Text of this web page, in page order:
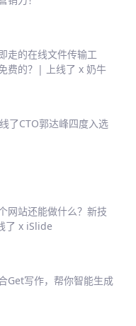
走的在线文件传输工
费的？| 上线了 x 奶牛
了CTO郭达峰四度入选
网站还能做什么？新技
了 x iSlide
Get写作，帮你智能生成